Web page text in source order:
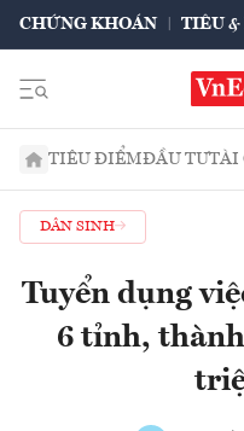
CHỨNG KHOÁN TIÊU &
TIÊU ĐIỂMĐẦU TƯTÀI
DÂN SINH
Tuyển dụng
6 tỉnh,